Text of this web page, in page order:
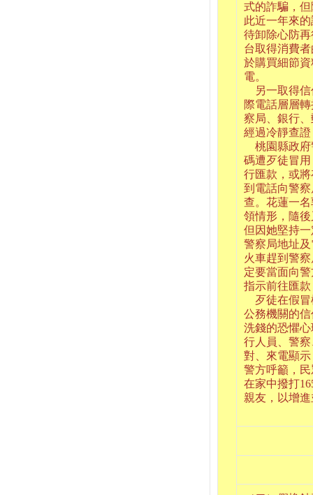
式的詐騙，
此近一年來
待卸除心防
台取得消費
於購買細節
電。
另一取得信
際電話層層
察局、銀行
經過冷靜查
桃園縣政府
碼遭歹徒冒
行匯款，或
到電話向警
查。花蓮一
領情形，隨
但因她堅持
警察局地址
火車趕到警
定要當面向
指示前往匯
歹徒在假冒
公務機關的
洗錢的恐懼
行人員、警
對、來電顯
警方呼籲，
在家中撥打
親友，以增